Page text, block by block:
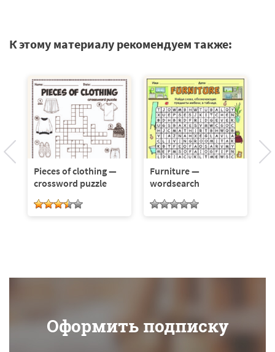
К этому материалу рекомендуем также:
Pieces of clothing —
crossword puzzle
Furniture —
wordsearch
Оформить подписку